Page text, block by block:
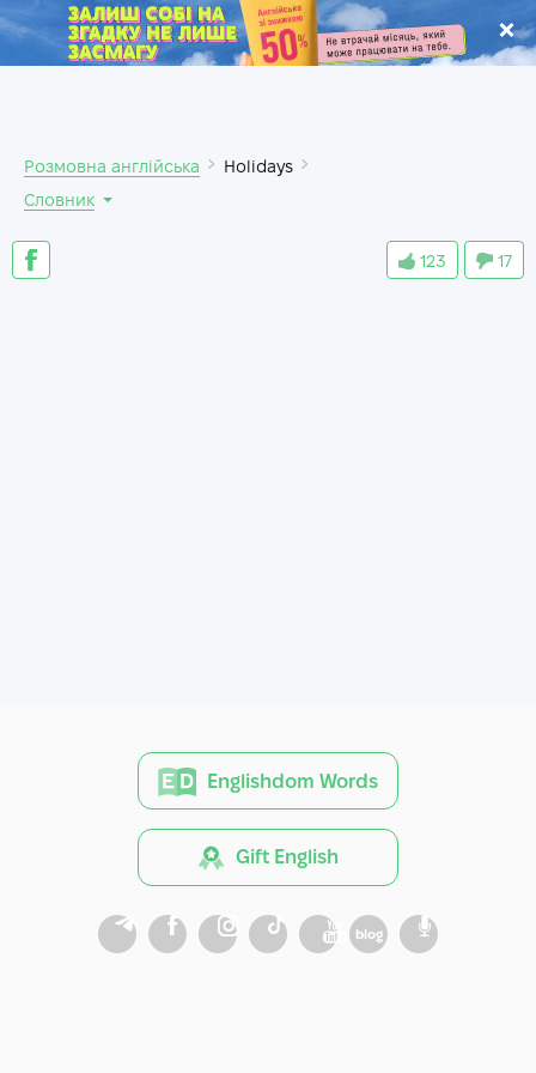
.
Розмовна англійська
Holidays
Словник
123 17
Englishdom Words
Gift English
blog